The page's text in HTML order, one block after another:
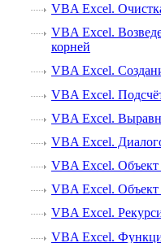
VBA Excel.
VBA Excel.
корней
VBA Excel.
VBA Excel.
VBA Excel.
VBA Excel.
VBA Excel.
VBA Excel.
VBA Excel.
VBA Excel.